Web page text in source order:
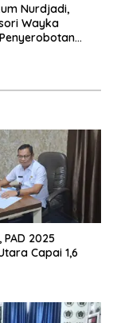
Nurdjadi,
Wayka
2025
Capai 1,6